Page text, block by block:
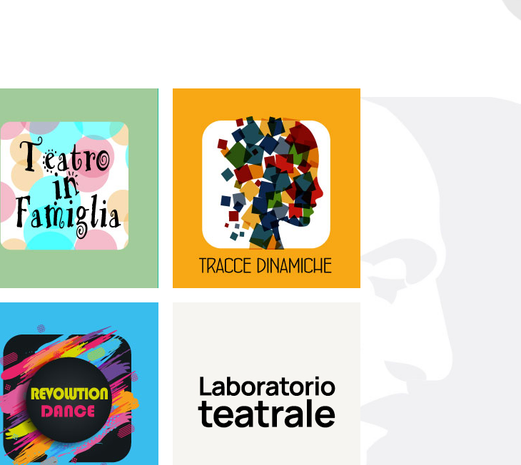
Teatro in famiglia
Teatro In Famiglia è una
rassegna di teatro concepita
per far condividere e godere
del teatro all’intera famiglia.
Continua
Tracce dinamiche
Tracce Dinamiche è una
rassegna di teatro
d’innovazione e sperimentale.
Continua
Revolution Dance
Rassegna di danza
contemporanea – I Edizione
Continua
Laboratorio di teatro del
Teatro Eduardo de Filippo